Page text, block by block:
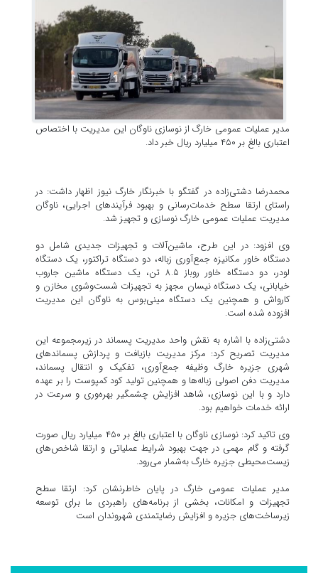
مدیر عملیات عمومی خارگ از نوسازی ناوگان این مدیریت با اختصاص
اعتباری بالغ بر ۴۵۰ میلیارد ریال خبر داد.
محمدرضا دشتی‌زاده در گفتگو با خبرنگار خارگ نیوز اظهار داشت: در
راستای ارتقا سطح خدمات‌رسانی و بهبود فرآیندهای اجرایی، ناوگان
مدیریت عملیات عمومی خارگ نوسازی و تجهیز شد.
وی افزود: در این طرح، ماشین‌آلات و تجهیزات جدیدی شامل دو
دستگاه خاور مکانیزه جمع‌آوری زباله، دو دستگاه تراکتور، یک دستگاه
لودر، دو دستگاه خاور روباز ۸.۵ تن، یک دستگاه ماشین جاروب
خیابانی، یک دستگاه نیسان مجهز به تجهیزات شست‌وشوی مخازن و
کارواش و همچنین یک دستگاه مینی‌بوس به ناوگان این مدیریت
افزوده شده است.
دشتی‌زاده با اشاره به نقش واحد مدیریت پسماند در زیرمجموعه این
مدیریت تصریح کرد: مرکز مدیریت بازیافت و پردازش پسماندهای
شهری جزیره خارگ وظیفه جمع‌آوری، تفکیک و انتقال پسماند،
مدیریت دفن اصولی زباله‌ها و همچنین تولید کود کمپوست را بر عهده
دارد و با این نوسازی، شاهد افزایش چشمگیر بهره‌وری و سرعت در
ارائه خدمات خواهیم بود.
وی تاکید کرد: نوسازی ناوگان با اعتباری بالغ بر ۴۵۰ میلیارد ریال صورت
گرفته و گام مهمی در جهت بهبود شرایط عملیاتی و ارتقا شاخص‌های
زیست‌محیطی جزیره خارگ به‌شمار می‌رود.
مدیر عملیات عمومی خارگ در پایان خاطرنشان کرد: ارتقا سطح
تجهیزات و امکانات، بخشی از برنامه‌های راهبردی ما برای توسعه
زیرساخت‌های جزیره و افزایش رضایتمندی شهروندان است